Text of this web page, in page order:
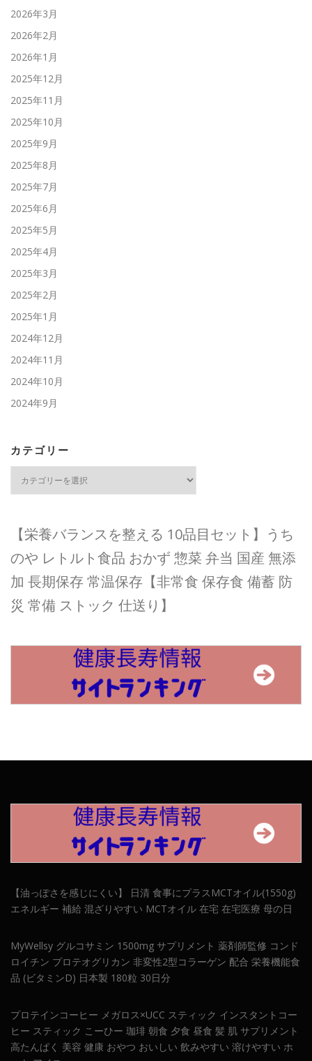
2026年3月
2026年2月
2026年1月
2025年12月
2025年11月
2025年10月
2025年9月
2025年8月
2025年7月
2025年6月
2025年5月
2025年4月
2025年3月
2025年2月
2025年1月
2024年12月
2024年11月
2024年10月
2024年9月
カテゴリー
【栄養バランスを整える 10品目セット】うち
のや レトルト食品 おかず 惣菜 弁当 国産 無添
加 長期保存 常温保存【非常食 保存食 備蓄 防
災 常備 ストック 仕送り】
【油っぽさを感じにくい】 日清 食事にプラスMCTオイル(1550g)
エネルギー 補給 混ざりやすい MCTオイル 在宅 在宅医療 母の日
MyWellsy グルコサミン 1500mg サプリメント 薬剤師監修 コンド
ロイチン プロテオグリカン 非変性2型コラーゲン 配合 栄養機能食
品 (ビタミンD) 日本製 180粒 30日分
プロテインコーヒー メガロス×UCC スティック インスタントコー
ヒー スティック こーひー 珈琲 朝食 夕食 昼食 髪 肌 サプリメント
高たんぱく 美容 健康 おやつ おいしい 飲みやすい 溶けやすい ホ